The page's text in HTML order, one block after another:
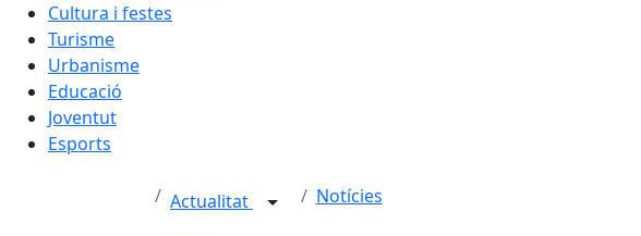
Cultura i festes
Turisme
Urbanisme
Educació
Joventut
Esports
Actualitat Notícies